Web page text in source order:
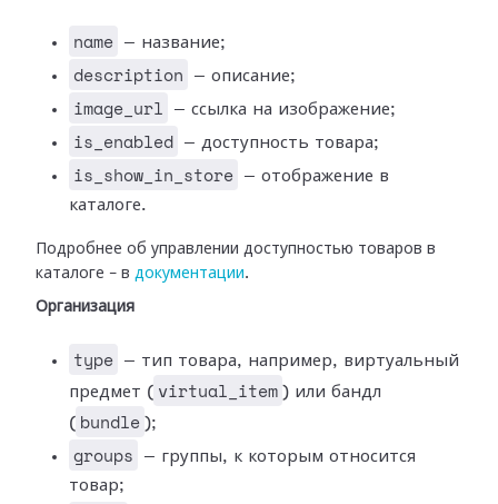
name — название;
description — описание;
image_url — ссылка на изображение;
is_enabled — доступность товара;
is_show_in_store
— отображение в
каталоге.
Подробнее об управлении доступностью товаров в
каталоге – в документации.
Организация
type
— тип товара, например, виртуальный
предмет ( virtual_item ) или бандл
( bundle );
groups
— группы, к которым относится
товар;